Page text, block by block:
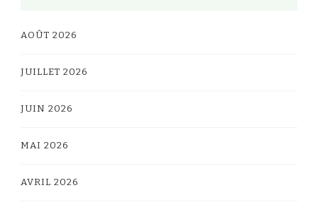
AOÛT 2026
JUILLET 2026
JUIN 2026
MAI 2026
AVRIL 2026